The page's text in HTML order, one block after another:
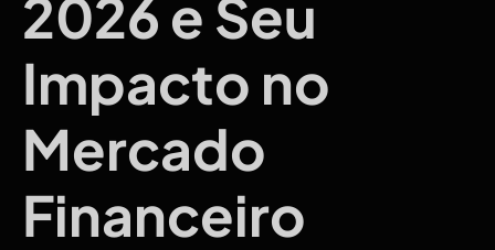
2026 e Seu
Impacto no
Mercado
Financeiro